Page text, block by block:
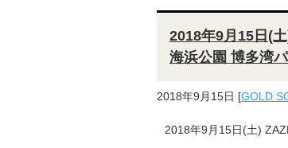
2018年9月15日(
海浜公園 博多湾
2018年9月15日 [GOLD
2018年9月15日(土)